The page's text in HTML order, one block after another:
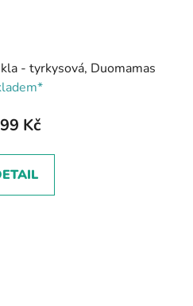
- tyrkysová, Duomamas
Kč